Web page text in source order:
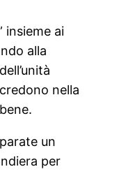
insieme ai
alla
nella
un
per